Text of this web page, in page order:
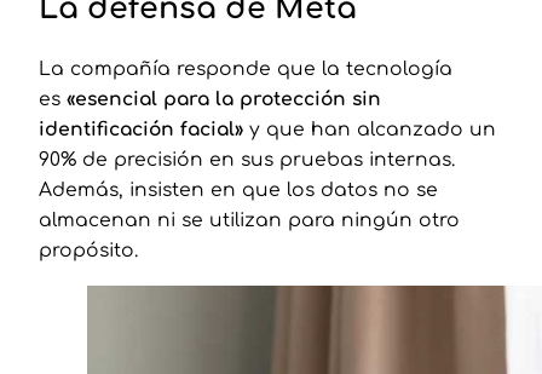
La defensa de Meta
La compañía responde que la tecnología
es «esencial para la protección sin
identificación facial»y que han alcanzado un
90% de precisión en sus pruebas internas.
Además, insisten en que los datos no se
almacenan ni se utilizan para ningún otro
propósito.